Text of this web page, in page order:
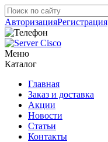
АвторизацияРегистрация
Меню
Каталог
Главная
Заказ и доставка
Акции
Новости
Статьи
Контакты